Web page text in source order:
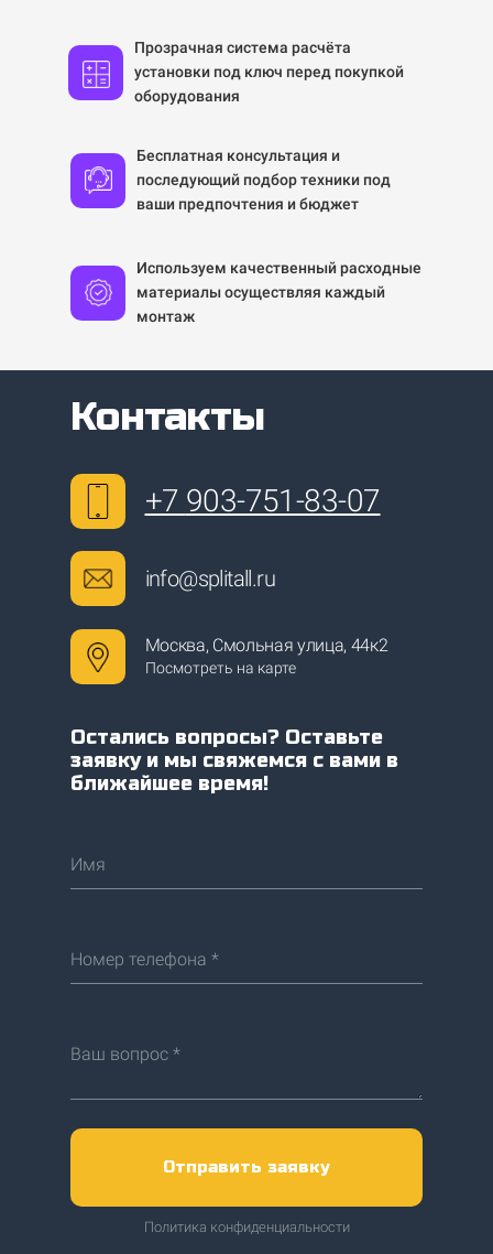
Прозрачная система расчёта
установки под ключ перед покупкой
оборудования
Бесплатная консультация и
последующий подбор техники под
ваши предпочтения и бюджет
Используем качественный расходные
материалы осуществляя каждый
монтаж
Москва, Смольная улица, 44к2
+7 903-751-83-07
info@splitall.ru
Контакты
Остались вопросы? Оставьте
заявку и мы свяжемся с вами в
ближайшее время!
Имя
Номер телефона *
Ваш вопрос *
Отправить заявку
Политика конфиденциальности
Посмотреть на карте